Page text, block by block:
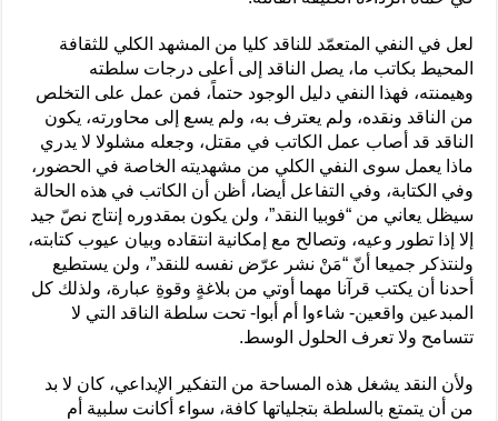
لعل في النفي المتعمّد للناقد كليا من المشهد الكلي للثقافة
المحيط بكاتب ما، يصل الناقد إلى أعلى درجات سلطته
وهيمنته، فهذا النفي دليل الوجود حتماً، فمن عمل على التخلص
من الناقد ونقده، ولم يعترف به، ولم يسع إلى محاورته، يكون
الناقد قد أصاب عمل الكاتب في مقتل، وجعله مشلولا لا يدري
ماذا يعمل سوى النفي الكلي من مشهديته الخاصة في الحضور،
وفي الكتابة، وفي التفاعل أيضا، أظن أن الكاتب في هذه الحالة
سيظل يعاني من “فوبيا النقد”، ولن يكون بمقدوره إنتاج نصّ جيد
إلا إذا تطور وعيه، وتصالح مع إمكانية انتقاده وبيان عيوب كتابته،
ولنتذكر جميعا أنّ “مَنْ نشر عرّض نفسه للنقد”، ولن يستطيع
أحدنا أن يكتب قرآنا مهما أوتي من بلاغةٍ وقوةِ عبارة، ولذلك كل
المبدعين واقعين- شاءوا أم أبوا- تحت سلطة الناقد التي لا
تتسامح ولا تعرف الحلول الوسط.
ولأن النقد يشغل هذه المساحة من التفكير الإبداعي، كان لا بد
من أن يتمتع بالسلطة بتجلياتها كافة، سواء أكانت سلبية أم